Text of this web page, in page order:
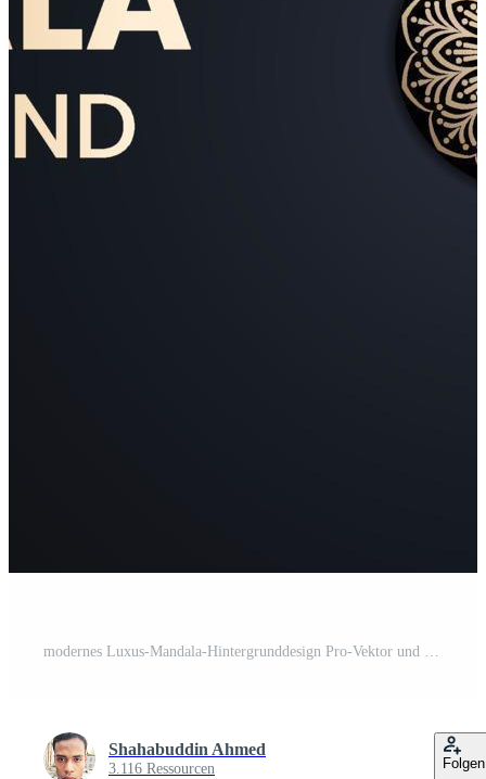
modernes Luxus-Mandala-Hintergrunddesign Pro-Vektor und Pro-SVG
Shahabuddin Ahmed
3.116 Ressourcen Folgen